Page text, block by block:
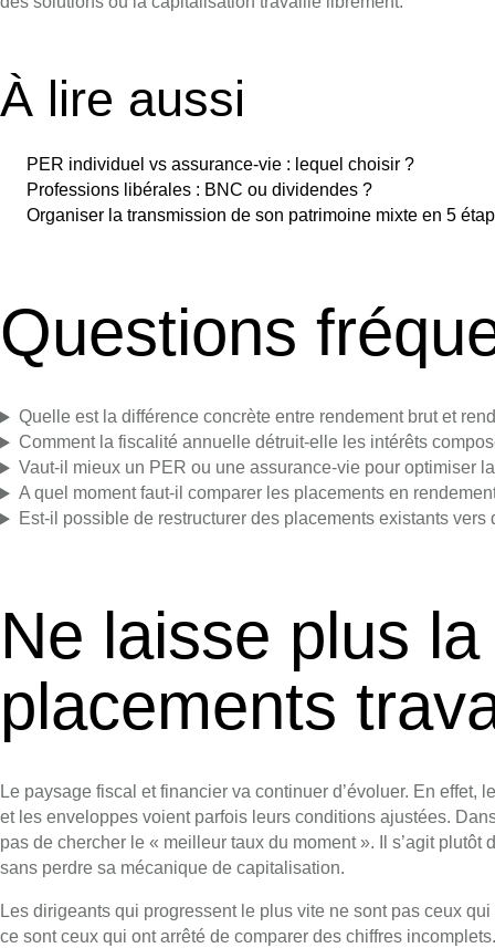
À lire aussi
PER individuel vs assurance-vie : lequel choisir ?
Professions libérales : BNC ou dividendes ?
Organiser la transmission de son patrimoine mixte en 5
Questions
Quelle est la différence concrète entre rendement brut et
Comment la fiscalité annuelle détruit-elle les intérêts
Vaut-il mieux un PER ou une assurance-vie pour optimiser
A quel moment faut-il comparer les placements en
Est-il possible de restructurer des placements existants
Ne laisse plus
placements
Le paysage fiscal et financier va continuer d’évoluer. En
et les enveloppes voient parfois leurs conditions ajustées.
pas de chercher le « meilleur taux du moment ». Il s’agit
sans perdre sa mécanique de capitalisation.
Les dirigeants qui progressent le plus vite ne sont pas ceux
ce sont ceux qui ont arrêté de comparer des chiffres